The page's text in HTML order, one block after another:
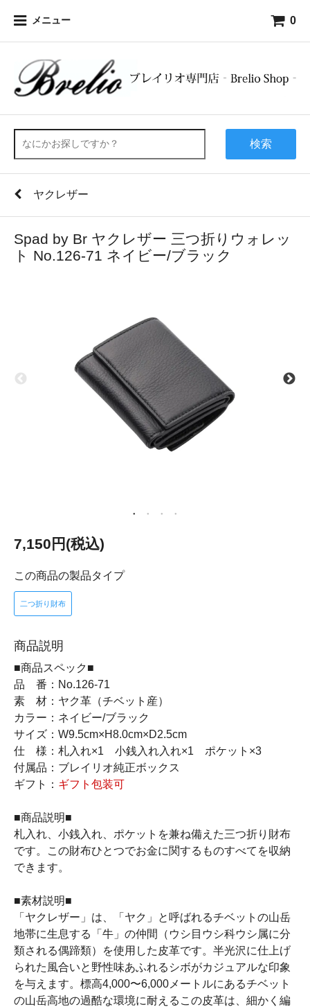
メニュー 0
検索
ヤクレザー
Spad by Br ヤクレザー 三つ折りウォレッ
ト No.126-71 ネイビー/ブラック
7,150円(税込)
この商品の製品タイプ
二つ折り財布
商品説明
■商品スペック■
品 番：No.126-71
素 材：ヤク革（チベット産）
カラー：ネイビー/ブラック
サイズ：W9.5cm×H8.0cm×D2.5cm
仕 様：札入れ×1 小銭入れ入れ×1 ポケット×3
付属品：ブレイリオ純正ボックス
ギフト： ギフト包装可
■商品説明■
札入れ、小銭入れ、ポケットを兼ね備えた三つ折り財布
です。この財布ひとつでお金に関するものすべてを収納
できます。
■素材説明■
「ヤクレザー」は、「ヤク」と呼ばれるチベットの山岳
地帯に生息する「牛」の仲間（ウシ目ウシ科ウシ属に分
類される偶蹄類）を使用した皮革です。半光沢に仕上げ
られた風合いと野性味あふれるシボがカジュアルな印象
を与えます。標高4,000〜6,000メートルにあるチベット
の山岳高地の過酷な環境に耐えるこの皮革は、細かく編